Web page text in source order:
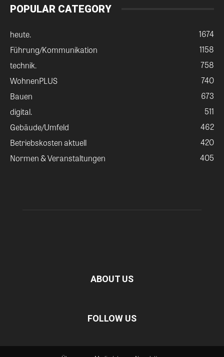
POPULAR CATEGORY
heute.
1674
Führung/Kommunikation
1158
technik.
758
WohnenPLUS
740
Bauen
673
digital.
511
Gebäude/Umfeld
462
Betriebskosten aktuell
420
Normen & Veranstaltungen
405
ABOUT US
FOLLOW US